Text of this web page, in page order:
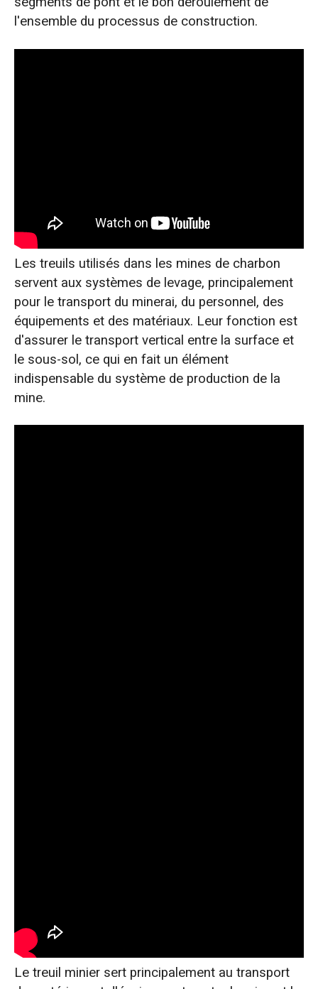
l'ensemble du processus de construction.
Les treuils utilisés dans les mines de charbon
servent aux systèmes de levage, principalement
pour le transport du minerai, du personnel, des
équipements et des matériaux. Leur fonction est
d'assurer le transport vertical entre la surface et
le sous-sol, ce qui en fait un élément
indispensable du système de production de la
mine.
Le treuil minier sert principalement au transport